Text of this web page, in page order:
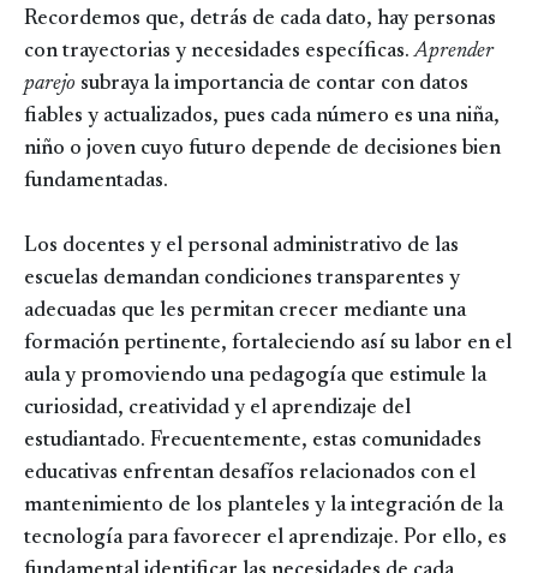
Recordemos que, detrás de cada dato, hay personas
con trayectorias y necesidades específicas.Aprender
parejo subraya la importancia de contar con datos
fiables y actualizados, pues cada número es una niña,
niño o joven cuyo futuro depende de decisiones bien
fundamentadas.
Los docentes y el personal administrativo de las
escuelas demandan condiciones transparentes y
adecuadas que les permitan crecer mediante una
formación pertinente, fortaleciendo así su labor en el
aula y promoviendo una pedagogía que estimule la
curiosidad, creatividad y el aprendizaje del
estudiantado. Frecuentemente, estas comunidades
educativas enfrentan desafíos relacionados con el
mantenimiento de los planteles y la integración de la
tecnología para favorecer el aprendizaje. Por ello, es